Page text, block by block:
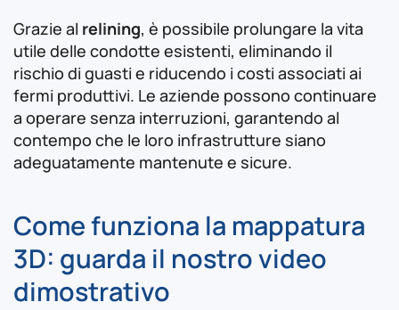
Grazie al relining, è possibile prolungare la vita
utile delle condotte esistenti, eliminando il
rischio di guasti e riducendo i costi associati ai
fermi produttivi. Le aziende possono continuare
a operare senza interruzioni, garantendo al
contempo che le loro infrastrutture siano
adeguatamente mantenute e sicure.
Come funziona la mappatura
3D: guarda il nostro video
dimostrativo